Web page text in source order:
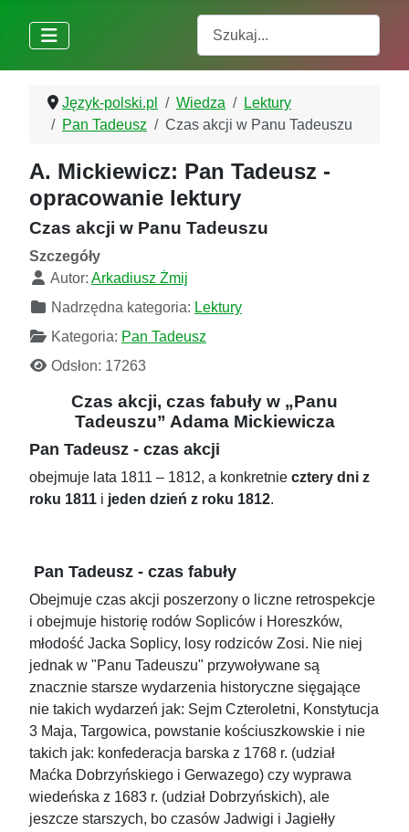
Język-polski.pl Wiedza
Lektury
Pan Tadeusz
Czas akcji w Panu Tadeuszu
A. Mickiewicz: Pan Tadeusz -
opracowanie lektury
Czas akcji w Panu Tadeuszu
Szczegóły
Autor: Arkadiusz Żmij
Nadrzędna kategoria: Lektury
Kategoria: Pan Tadeusz
Odsłon: 17263
Czas akcji, czas fabuły w „Panu
Tadeuszu” Adama Mickiewicza
Pan Tadeusz - czas akcji
obejmuje lata 1811 – 1812, a konkretnie cztery dni z
roku 1811 i jeden dzień z roku 1812.
Pan Tadeusz - czas fabuły
Obejmuje czas akcji poszerzony o liczne retrospekcje
i obejmuje historię rodów Sopliców i Horeszków,
młodość Jacka Soplicy, losy rodziców Zosi. Nie niej
jednak w "Panu Tadeuszu" przywoływane są
znacznie starsze wydarzenia historyczne sięgające
nie takich wydarzeń jak: Sejm Czteroletni, Konstytucja
3 Maja, Targowica, powstanie kościuszkowskie i nie
takich jak: konfederacja barska z 1768 r. (udział
Maćka Dobrzyńskiego i Gerwazego) czy wyprawa
wiedeńska z 1683 r. (udział Dobrzyńskich), ale
jeszcze starszych, bo czasów Jadwigi i Jagiełły